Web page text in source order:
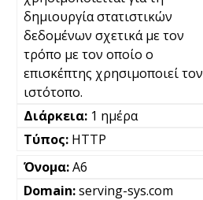
δημιουργία στατιστικών
δεδομένων σχετικά με τον
τρόπο με τον οποίο ο
επισκέπτης χρησιμοποιεί τον
ιστότοπο.
1 ημέρα
HTTP
A6
serving-sys.com